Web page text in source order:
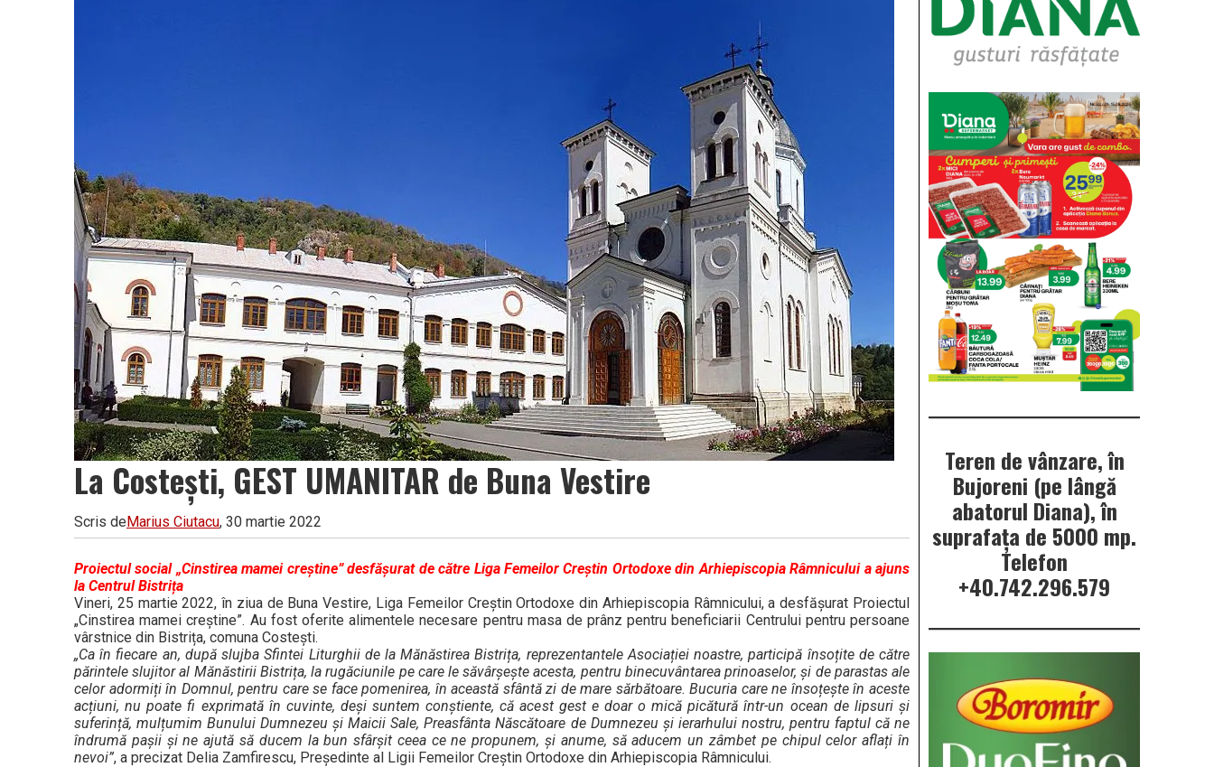
La Costești, GEST UMANITAR de Buna Vestire
Scris deMarius Ciutacu, 30 martie 2022
Proiectul social „Cinstirea mamei creștine” desfășurat de către Liga Femeilor Creștin Ortodoxe din Arhiepiscopia Râmnicului a ajuns
la Centrul Bistrița
Vineri, 25 martie 2022, în ziua de Buna Vestire, Liga Femeilor Creștin Ortodoxe din Arhiepiscopia Râmnicului, a desfășurat Proiectul
„Cinstirea mamei creștine”. Au fost oferite alimentele necesare pentru masa de prânz pentru beneficiarii Centrului pentru persoane
vârstnice din Bistrița, comuna Costești.
„Ca în fiecare an, după slujba Sfintei Liturghii de la Mănăstirea Bistrița, reprezentantele Asociației noastre, participă însoțite de către
părintele slujitor al Mănăstirii Bistrița, la rugăciunile pe care le săvârșește acesta, pentru binecuvântarea prinoaselor, și de parastas ale
celor adormiți în Domnul, pentru care se face pomenirea, în această sfântă zi de mare sărbătoare. Bucuria care ne însoțește în aceste
acțiuni, nu poate fi exprimată în cuvinte, deși suntem conștiente, că acest gest e doar o mică picătură într-un ocean de lipsuri și
suferință, mulțumim Bunului Dumnezeu și Maicii Sale, Preasfânta Născătoare de Dumnezeu și ierarhului nostru, pentru faptul că ne
îndrumă pașii și ne ajută să ducem la bun sfârșit ceea ce ne propunem, și anume, să aducem un zâmbet pe chipul celor aflați în
nevoi”, a precizat Delia Zamfirescu, Președinte al Ligii Femeilor Creștin Ortodoxe din Arhiepiscopia Râmnicului.
Teren de vânzare, în
Bujoreni (pe lângă
abatorul Diana), în
suprafața de 5000 mp.
Telefon
+40.742.296.579